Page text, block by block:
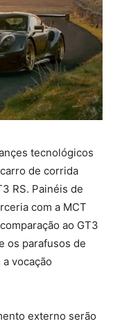
tecnológicos
de corrida
RS. Painéis de
com a MCT
ao GT3
os parafusos de
vocação
externo serão